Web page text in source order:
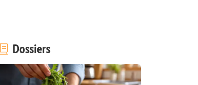
Dossiers